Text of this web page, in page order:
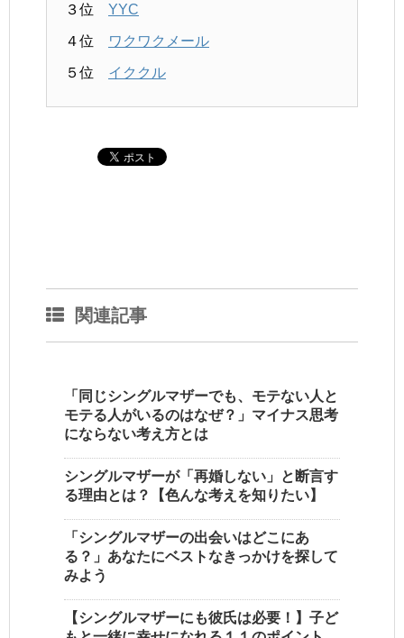
３位 YYC
４位 ワクワクメール
５位 イククル
関連記事
「同じシングルマザーでも、モテない人と
モテる人がいるのはなぜ？」マイナス思考
にならない考え方とは
シングルマザーが「再婚しない」と断言す
る理由とは？【色んな考えを知りたい】
「シングルマザーの出会いはどこにあ
る？」あなたにベストなきっかけを探して
みよう
【シングルマザーにも彼氏は必要！】子ど